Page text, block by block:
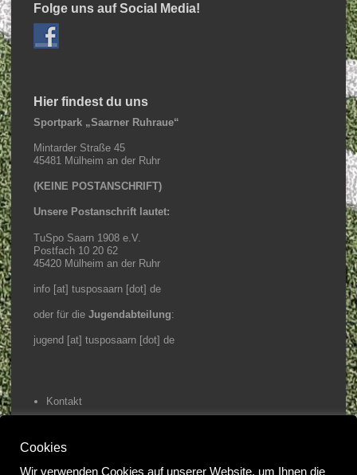
Folge uns auf Social Media!
Hier findest du uns
Sportpark „Saarner Ruhraue“
Mintarder Straße 45
45481 Mülheim an der Ruhr
(KEINE POSTANSCHRIFT)
Unsere Postanschrift lautet:
TuSpo Saarn 1908 e.V.
Postfach 10 20 62
45420 Mülheim an der Ruhr
info [at] tusposaarn [dot] de
oder für die Jugendabteilung:
jugend [at] tusposaarn [dot] de
Kontakt
Home
Cookies
Wir verwenden Cookies auf unserer Website, um Ihnen die